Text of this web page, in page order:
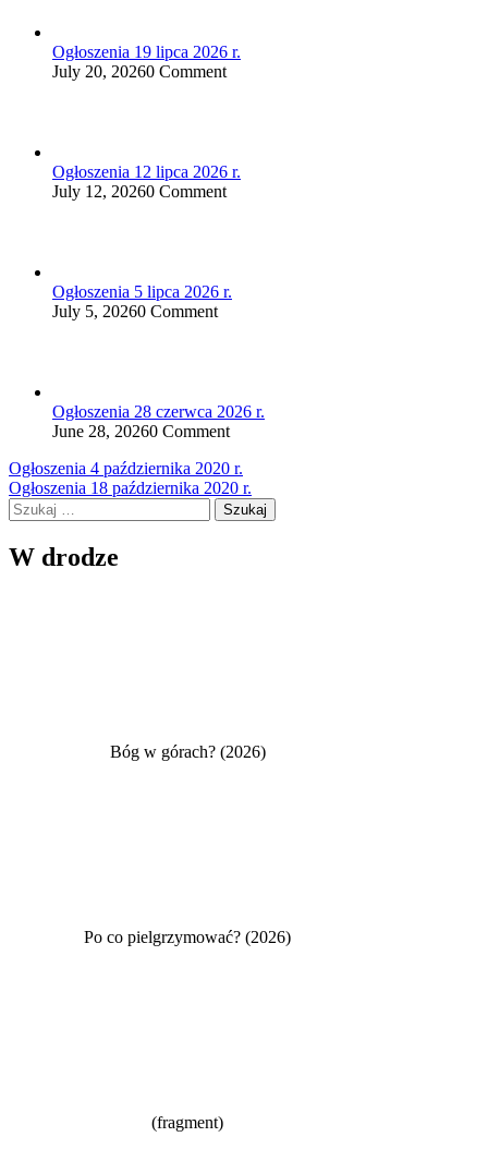
Ogłoszenia 19 lipca 2026 r.
July 20, 20260 Comment
Ogłoszenia 12 lipca 2026 r.
July 12, 20260 Comment
Ogłoszenia 5 lipca 2026 r.
July 5, 20260 Comment
Ogłoszenia 28 czerwca 2026 r.
June 28, 20260 Comment
Nawigacja
wpisu
Ogłoszenia 4 października 2020 r.
Ogłoszenia 18 października 2020 r.
Szukaj:
W drodze
Bóg w górach? (2026)
Po co pielgrzymować? (2026)
(fragment)